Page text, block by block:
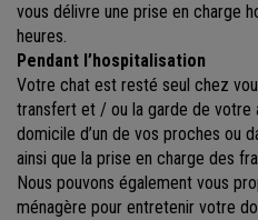
vous délivre une prise en charge
heures.
Pendant l’hospitalisation
Votre chat est resté seul chez
transfert et / ou la garde de votre
domicile d’un de vos proches ou
ainsi que la prise en charge des
Nous pouvons également vous
ménagère pour entretenir votre